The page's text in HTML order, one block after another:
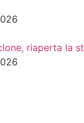
riaperta la